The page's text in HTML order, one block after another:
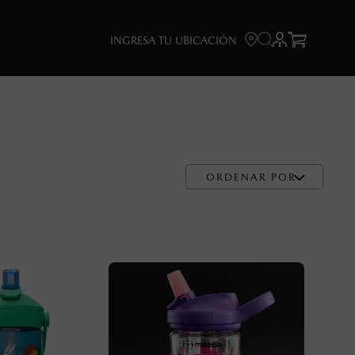
INGRESA TU UBICACIÓN 
ORDENAR POR